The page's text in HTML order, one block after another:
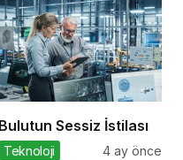
Bulutun Sessiz İstilası
Teknoloji 4 ay önce